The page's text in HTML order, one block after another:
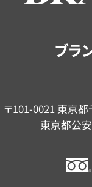
ブラ
〒101-0021 東京
東京都公